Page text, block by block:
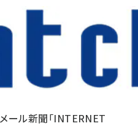
ール新聞「INTERNET